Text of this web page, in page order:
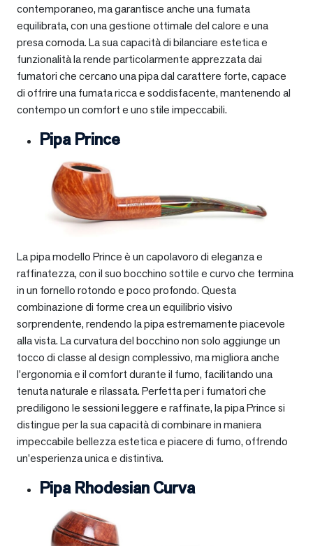
contemporaneo, ma garantisce anche una fumata
equilibrata, con una gestione ottimale del calore e una
presa comoda. La sua capacità di bilanciare estetica e
funzionalità la rende particolarmente apprezzata dai
fumatori che cercano una pipa dal carattere forte, capace
di offrire una fumata ricca e soddisfacente, mantenendo al
contempo un comfort e uno stile impeccabili.
Pipa Prince
La pipa modello Prince è un capolavoro di eleganza e
raffinatezza, con il suo bocchino sottile e curvo che termina
in un fornello rotondo e poco profondo. Questa
combinazione di forme crea un equilibrio visivo
sorprendente, rendendo la pipa estremamente piacevole
alla vista. La curvatura del bocchino non solo aggiunge un
tocco di classe al design complessivo, ma migliora anche
l’ergonomia e il comfort durante il fumo, facilitando una
tenuta naturale e rilassata. Perfetta per i fumatori che
prediligono le sessioni leggere e raffinate, la pipa Prince si
distingue per la sua capacità di combinare in maniera
impeccabile bellezza estetica e piacere di fumo, offrendo
un’esperienza unica e distintiva.
Pipa Rhodesian Curva